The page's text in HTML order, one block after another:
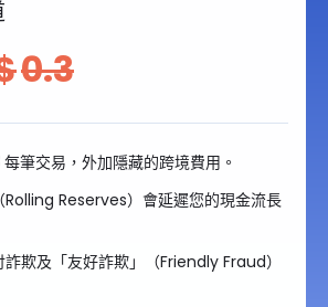
0.3
每筆交易，外加隱藏的跨境費用。
Rolling Reserves）會延遲您的現金流長
欺及「友好詐欺」（Friendly Fraud）